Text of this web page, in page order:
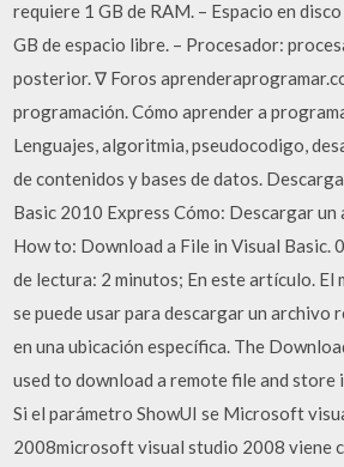
requiere 1 GB de RAM. – Espacio en
GB de espacio libre. – Procesador:
posterior. ∇ Foros
programación. Cómo aprender a
Lenguajes, algoritmia, pseudocodigo,
de contenidos y bases de datos.
Basic 2010 Express Cómo: Descargar
How to: Download a File in Visual
de lectura: 2 minutos; En este artículo.
se puede usar para descargar un archivo
en una ubicación específica. The
used to download a remote file and store
Si el parámetro ShowUI se Microsoft
2008microsoft visual studio 2008 viene